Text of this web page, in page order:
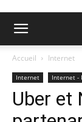
Accueil Internet
Internet Internet -
Uber et